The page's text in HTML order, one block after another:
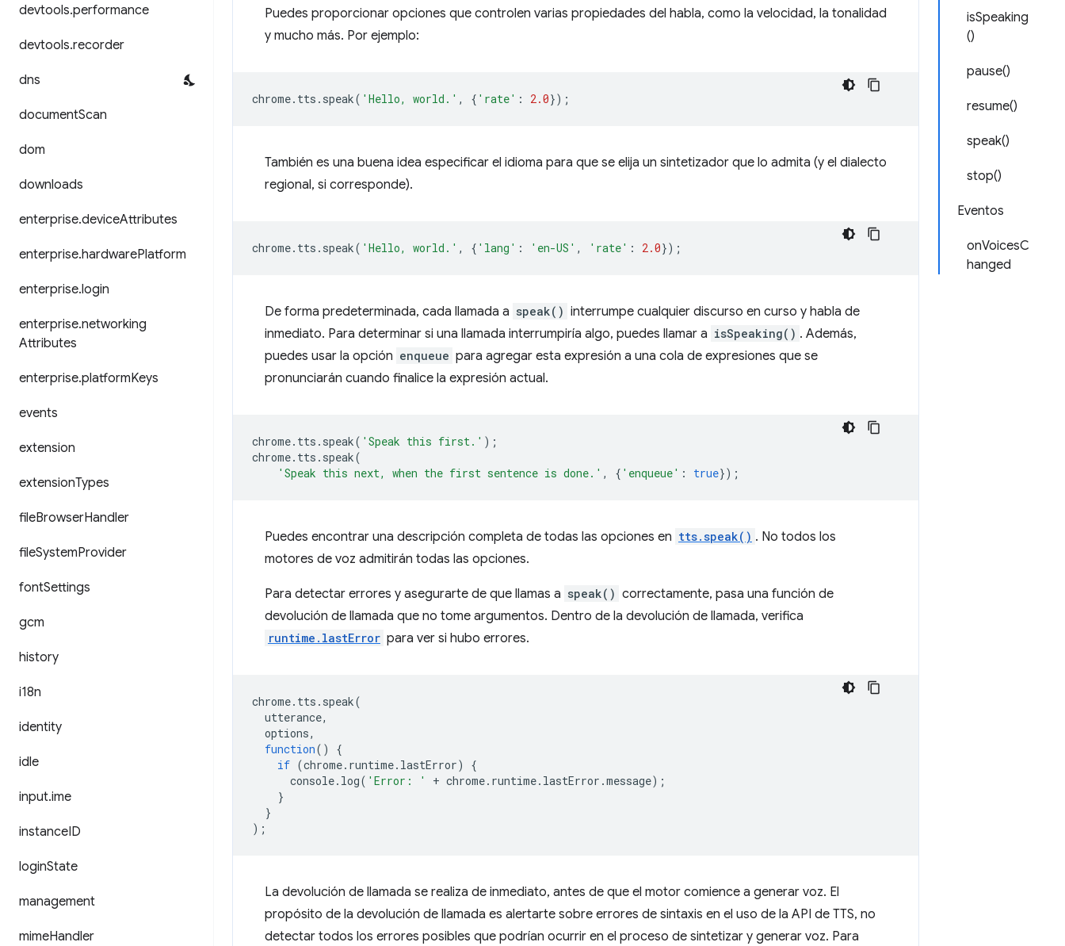
devtools.performance
devtools.recorder
dns
documentScan
dom
downloads
enterprise.deviceAttributes
enterprise.hardwarePlatform
enterprise.login
enterprise.networking
Attributes
enterprise.platformKeys
events
extension
extensionTypes
fileBrowserHandler
fileSystemProvider
fontSettings
gcm
history
i18n
identity
idle
input.ime
instanceID
loginState
management
mimeHandler
isSpeaking
()
pause()
resume()
speak()
stop()
Eventos
onVoicesC
hanged
Puedes proporcionar opciones que controlen varias propiedades del habla, como la velocidad, la tonalidad
y mucho más. Por ejemplo:
chrome. tts . speak( 'Hello, world.' , { 'rate' : 2.0});
También es una buena idea especificar el idioma para que se elija un sintetizador que lo admita (y el dialecto
regional, si corresponde).
chrome. tts . speak( 'Hello, world.' , { 'lang' : 'en-US' , 'rate' : 2.0});
De forma predeterminada, cada llamada a speak() interrumpe cualquier discurso en curso y habla de
inmediato. Para determinar si una llamada interrumpiría algo, puedes llamar a isSpeaking() . Además,
puedes usar la opción enqueue para agregar esta expresión a una cola de expresiones que se
pronunciarán cuando finalice la expresión actual.
chrome. tts . speak( 'Speak this first.' );
chrome. tts . speak(
'Speak this next, when the first sentence is done.' , { 'enqueue' : true});
Puedes encontrar una descripción completa de todas las opciones en tts.speak() . No todos los
motores de voz admitirán todas las opciones.
Para detectar errores y asegurarte de que llamas a speak() correctamente, pasa una función de
devolución de llamada que no tome argumentos. Dentro de la devolución de llamada, verifica
runtime.lastError para ver si hubo errores.
chrome. tts . speak(
utterance,
options,
function()
{
if (chrome. runtime. lastError)
{
console. log( 'Error: ' + chrome. runtime. lastError .message);
}
}
);
La devolución de llamada se realiza de inmediato, antes de que el motor comience a generar voz. El
propósito de la devolución de llamada es alertarte sobre errores de sintaxis en el uso de la API de TTS, no
detectar todos los errores posibles que podrían ocurrir en el proceso de sintetizar y generar voz. Para